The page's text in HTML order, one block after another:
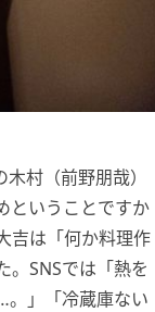
村（前野朋哉）
ということですか
吉は「何か料理作
。SNSでは「熱を
。」「冷蔵庫ない